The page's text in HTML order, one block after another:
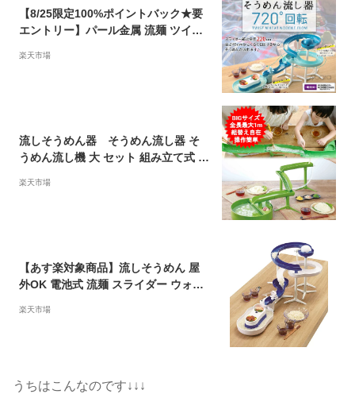
【8/25限定100%ポイントバック★要
エントリー】パール金属 流麺 ツイス
ブルー) 【 パール金属 】 流しそうめ
楽天市場
流しそうめん器 そうめん流し器 そ
うめん流し機 大 セット 組み立て式 家
し器 そーめん流し ソーメン流し 揖保
楽天市場
【あす楽対象商品】流しそうめん 屋
外OK 電池式 流麺 スライダー ウォー
長220cm LD-313 パーティグッズ ア
楽天市場
うちはこんなのです↓↓↓